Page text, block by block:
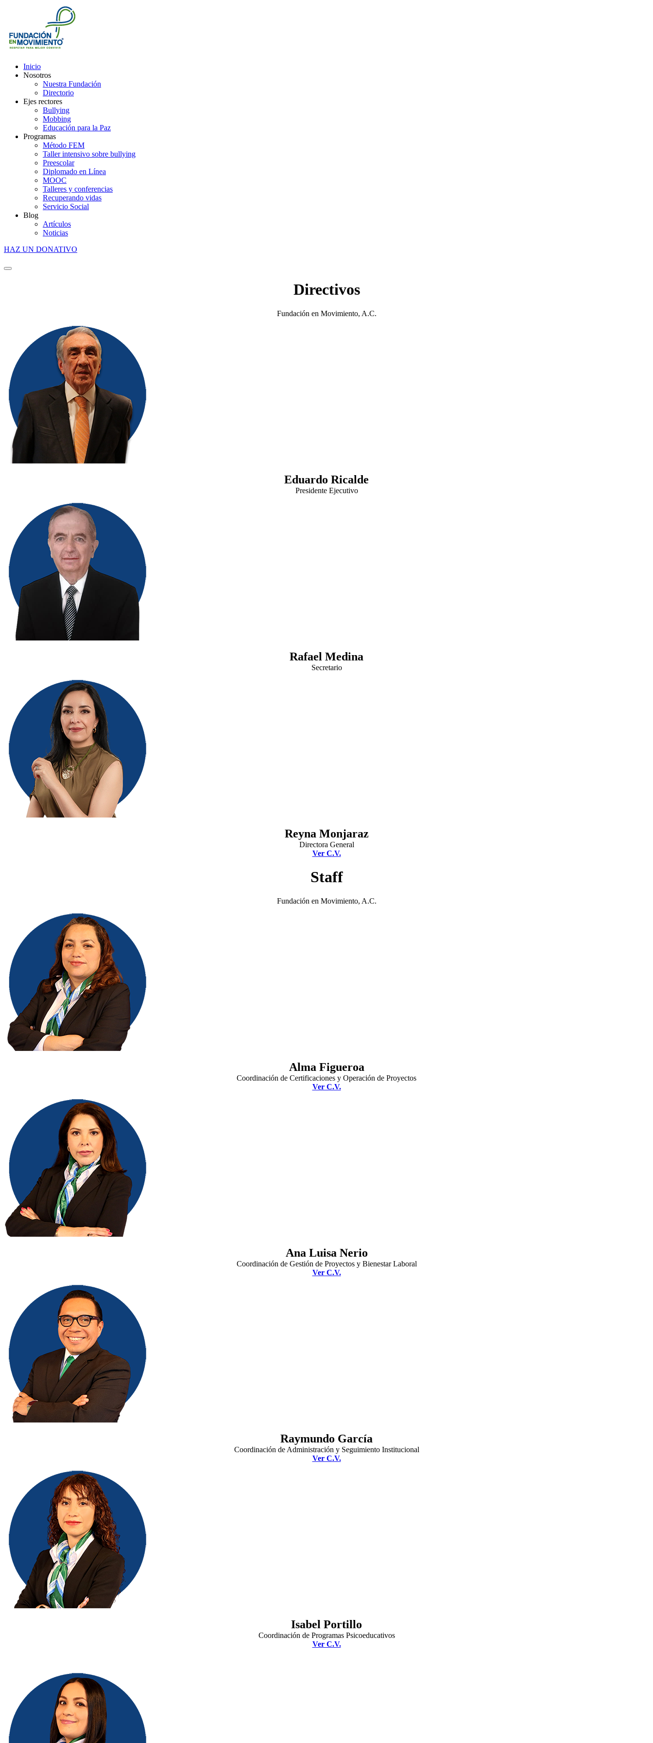
Inicio
Nosotros
Nuestra Fundación
Directorio
Ejes rectores
Bullying
Mobbing
Educación para la Paz
Programas
Método FEM
Taller intensivo sobre bullying
Preescolar
Diplomado en Línea
MOOC
Talleres y conferencias
Recuperando vidas
Servicio Social
Blog
Artículos
Noticias
HAZ UN DONATIVO
Directivos
Fundación en Movimiento, A.C.
Eduardo Ricalde
Presidente Ejecutivo
Rafael Medina
Secretario
Reyna Monjaraz
Directora General
Ver C.V.
Staff
Fundación en Movimiento, A.C.
Alma Figueroa
Coordinación de Certificaciones y Operación de Proyectos
Ver C.V.
Ana Luisa Nerio
Coordinación de Gestión de Proyectos y Bienestar Laboral
Ver C.V.
Raymundo García
Coordinación de Administración y Seguimiento Institucional
Ver C.V.
Isabel Portillo
Coordinación de Programas Psicoeducativos
Ver C.V.